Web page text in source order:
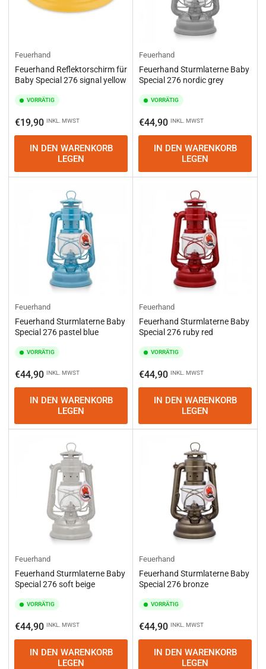
Feuerhand
Feuerhand Reflektorschirm für
Baby Special 276 signal yellow
VORRÄTIG
Normaler
Preis
€19,90 INKL. MWST
IN DEN WARENKORB
LEGEN
Feuerhand
Feuerhand Sturmlaterne Baby
Special 276 nordic grey
VORRÄTIG
Normaler
Preis
€44,90 INKL. MWST
IN DEN WARENKORB
LEGEN
Feuerhand
Feuerhand Sturmlaterne Baby
Special 276 pastel blue
VORRÄTIG
Normaler
Preis
€44,90 INKL. MWST
IN DEN WARENKORB
LEGEN
Feuerhand
Feuerhand Sturmlaterne Baby
Special 276 ruby red
VORRÄTIG
Normaler
Preis
€44,90 INKL. MWST
IN DEN WARENKORB
LEGEN
Feuerhand
Feuerhand Sturmlaterne Baby
Special 276 soft beige
VORRÄTIG
Normaler
Preis
€44,90 INKL. MWST
IN DEN WARENKORB
LEGEN
Feuerhand
Feuerhand Sturmlaterne Baby
Special 276 bronze
VORRÄTIG
Normaler
Preis
€44,90 INKL. MWST
IN DEN WARENKORB
LEGEN